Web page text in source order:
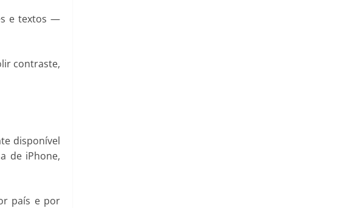
e textos —
contraste,
disponível
de iPhone,
país e por